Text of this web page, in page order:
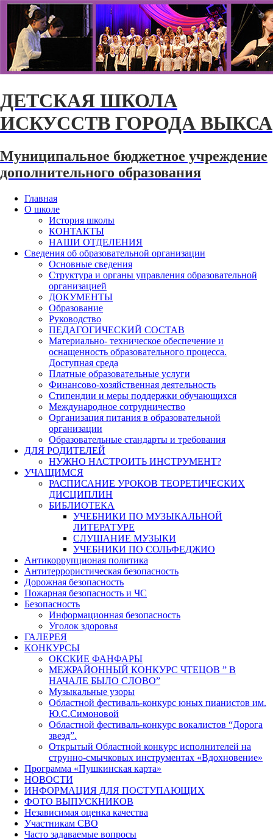
ДЕТСКАЯ ШКОЛА
ИСКУССТВ ГОРОДА ВЫКСА
Муниципальное бюджетное учреждение
дополнительного образования
Главная
О школе
История школы
КОНТАКТЫ
НАШИ ОТДЕЛЕНИЯ
Сведения об образовательной организации
Основные сведения
Структура и органы управления образовательной
организацией
ДОКУМЕНТЫ
Образование
Руководство
ПЕДАГОГИЧЕСКИЙ СОСТАВ
Материально- техническое обеспечение и
оснащенность образовательного процесса.
Доступная среда
Платные образовательные услуги
Финансово-хозяйственная деятельность
Стипендии и меры поддержки обучающихся
Международное сотрудничество
Организация питания в образовательной
организации
Образовательные стандарты и требования
ДЛЯ РОДИТЕЛЕЙ
НУЖНО НАСТРОИТЬ ИНСТРУМЕНТ?
УЧАЩИМСЯ
РАСПИСАНИЕ УРОКОВ ТЕОРЕТИЧЕСКИХ
ДИСЦИПЛИН
БИБЛИОТЕКА
УЧЕБНИКИ ПО МУЗЫКАЛЬНОЙ
ЛИТЕРАТУРЕ
СЛУШАНИЕ МУЗЫКИ
УЧЕБНИКИ ПО СОЛЬФЕДЖИО
Антикоррупционая политика
Антитеррористическая безопасность
Дорожная безопасность
Пожарная безопасность и ЧС
Безопасность
Информационная безопасность
Уголок здоровья
ГАЛЕРЕЯ
КОНКУРСЫ
ОКСКИЕ ФАНФАРЫ
МЕЖРАЙОННЫЙ КОНКУРС ЧТЕЦОВ ” В
НАЧАЛЕ БЫЛО СЛОВО”
Музыкальные узоры
Областной фестиваль-конкурс юных пианистов им.
Ю.С.Симоновой
Областной фестиваль-конкурс вокалистов “Дорога
звезд”.
Открытый Областной конкурс исполнителей на
струнно-смычковых инструментах «Вдохновение»
Программа «Пушкинская карта»
НОВОСТИ
ИНФОРМАЦИЯ ДЛЯ ПОСТУПАЮЩИХ
ФОТО ВЫПУСКНИКОВ
Независимая оценка качества
Участникам СВО
Часто задаваемые вопросы